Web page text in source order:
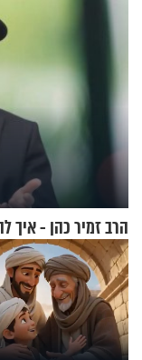
הרב זמיר כהן - איך